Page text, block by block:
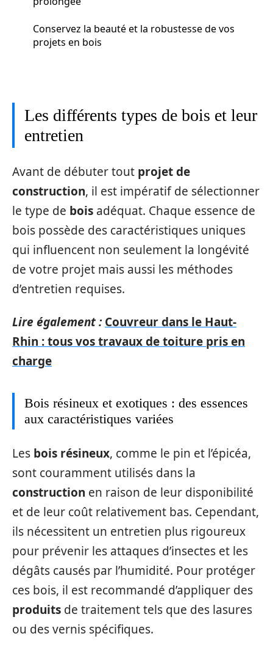
Conservez la beauté et la robustesse de vos
projets en bois
Les différents types de bois et leur
entretien
Avant de débuter tout projet de
construction, il est impératif de sélectionner
le type de bois adéquat. Chaque essence de
bois possède des caractéristiques uniques
qui influencent non seulement la longévité
de votre projet mais aussi les méthodes
d’entretien requises.
Lire également : Couvreur dans le Haut-
Rhin : tous vos travaux de toiture pris en
charge
Bois résineux et exotiques : des essences
aux caractéristiques variées
Les bois résineux, comme le pin et l’épicéa,
sont couramment utilisés dans la
construction en raison de leur disponibilité
et de leur coût relativement bas. Cependant,
ils nécessitent un entretien plus rigoureux
pour prévenir les attaques d’insectes et les
dégâts causés par l’humidité. Pour protéger
ces bois, il est recommandé d’appliquer des
produits de traitement tels que des lasures
ou des vernis spécifiques.